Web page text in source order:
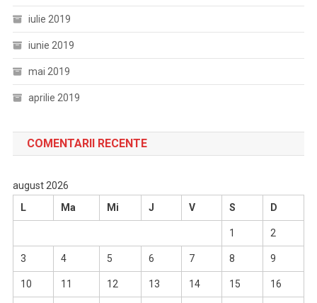
iulie 2019
iunie 2019
mai 2019
aprilie 2019
COMENTARII RECENTE
august 2026
L
Ma Mi J V S D
1 2
3 4 5 6 7 8 9
10 11 12 13 14 15 16